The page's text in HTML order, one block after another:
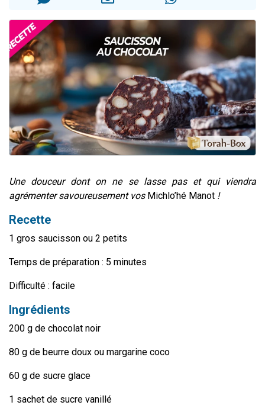
2 nouvelles musiques dans Torah-Box Music
8 personnes viennent de faire un don pour Tsédaka : pauvres d'Israel
Nouvelle émission radio : Visions de grandeur n°104 : Le Chabbath et le Birkat Hamazone à travers le temps
4 personnes viennent de nous rejoindre sur WhatsApp
Une douceur dont on ne se lasse pas et qui viendra
agrémenter savoureusement vos Michlo’hé Manot !
Recette
1 gros saucisson ou 2 petits
Temps de préparation : 5 minutes
Difficulté : facile
Ingrédients
200 g de chocolat noir
80 g de beurre doux ou margarine coco
60 g de sucre glace
1 sachet de sucre vanillé